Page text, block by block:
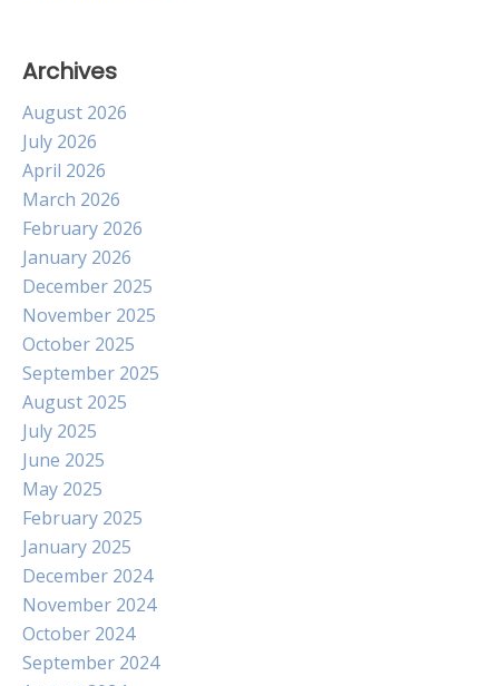
Archives
August 2026
July 2026
April 2026
March 2026
February 2026
January 2026
December 2025
November 2025
October 2025
September 2025
August 2025
July 2025
June 2025
May 2025
February 2025
January 2025
December 2024
November 2024
October 2024
September 2024